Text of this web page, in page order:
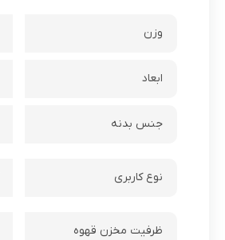
وزن
ابعاد
جنس بدنه
نوع کاربری
ظرفیت مخزن قهوه